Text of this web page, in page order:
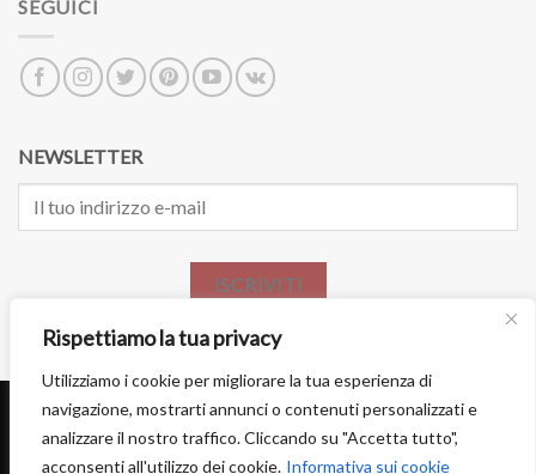
Rispettiamo la tua privacy
Utilizziamo i cookie per migliorare la tua esperienza di
navigazione, mostrarti annunci o contenuti personalizzati e
analizzare il nostro traffico. Cliccando su "Accetta tutto",
acconsenti all'utilizzo dei cookie. Informativa sui cookie
SEGUICI
NEWSLETTER
ISCRIVITI
DIVENTA PARTNER LAVORA CON NOI
PRIVACY